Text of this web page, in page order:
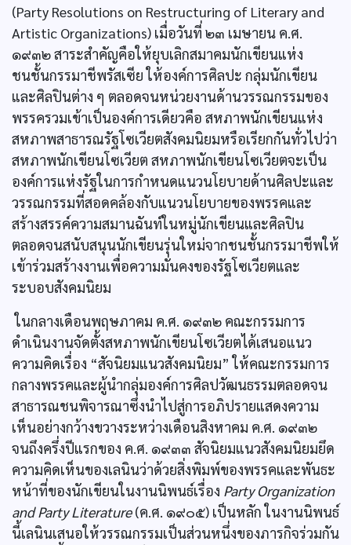
(Party Resolutions on Restructuring of Literary and
Artistic Organizations) เมื่อวันที่ ๒๓ เมษายน ค.ศ.
๑๙๓๒ สาระสำคัญคือให้ยุบเลิกสมาคมนักเขียนแห่ง
ชนชั้นกรรมาชีพรัสเซีย ให้องค์การศิลปะ กลุ่มนักเขียน
และศิลปินต่าง ๆ ตลอดจนหน่วยงานด้านวรรณกรรมของ
พรรครวมเข้าเป็นองค์การเดียวคือ สหภาพนักเขียนแห่ง
สหภาพสาธารณรัฐโซเวียตสังคมนิยมหรือเรียกกันทั่วไปว่า
สหภาพนักเขียนโซเวียต สหภาพนักเขียนโซเวียตจะเป็น
องค์การแห่งรัฐในการกำหนดแนวนโยบายด้านศิลปะและ
วรรณกรรมที่สอดคล้องกับแนวนโยบายของพรรคและ
สร้างสรรค์ความสมานฉันท์ในหมู่นักเขียนและศิลปิน
ตลอดจนสนับสนุนนักเขียนรุ่นใหม่จากชนชั้นกรรมาชีพให้
เข้าร่วมสร้างงานเพื่อความมั่นคงของรัฐโซเวียตและ
ระบอบสังคมนิยม
ในกลางเดือนพฤษภาคม ค.ศ. ๑๙๓๒ คณะกรรมการ
ดำเนินงานจัดตั้งสหภาพนักเขียนโซเวียตได้เสนอแนว
ความคิดเรื่อง “สัจนิยมแนวสังคมนิยม” ให้คณะกรรมการ
กลางพรรคและผู้นำกลุ่มองค์การศิลปวัฒนธรรมตลอดจน
สาธารณชนพิจารณาซึ่งนำไปสู่การอภิปรายแสดงความ
เห็นอย่างกว้างขวางระหว่างเดือนสิงหาคม ค.ศ. ๑๙๓๒
จนถึงครึ่งปีแรกของ ค.ศ. ๑๙๓๓ สัจนิยมแนวสังคมนิยมยึด
ความคิดเห็นของเลนินว่าด้วยสิ่งพิมพ์ของพรรคและพันธะ
หน้าที่ของนักเขียนในงานนิพนธ์เรื่อง Party Organization
and Party Literature(ค.ศ. ๑๙๐๕) เป็นหลัก ในงานนิพนธ์
นี้เลนินเสนอให้วรรณกรรมเป็นส่วนหนึ่งของภารกิจร่วมกัน